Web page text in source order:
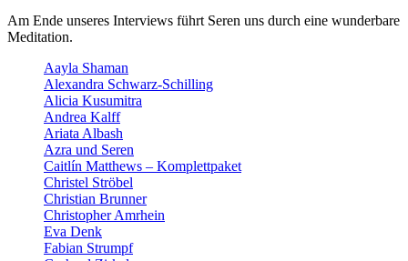
Am Ende unseres Interviews führt Seren uns durch eine wunderbare
Meditation.
Aayla Shaman
Alexandra Schwarz-Schilling
Alicia Kusumitra
Andrea Kalff
Ariata Albash
Azra und Seren
Caitlín Matthews – Komplettpaket
Christel Ströbel
Christian Brunner
Christopher Amrhein
Eva Denk
Fabian Strumpf